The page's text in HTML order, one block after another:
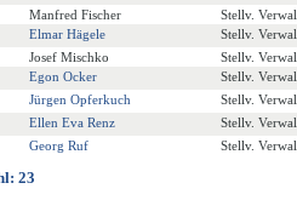
Manfred Fischer
Stellv.
Elmar Hägele
Stellv.
Josef Mischko
Stellv.
Egon Ocker
Stellv.
Jürgen Opferkuch
Stellv.
Ellen Eva Renz
Stellv.
Georg Ruf
Stellv.
23